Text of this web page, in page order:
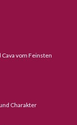
vom Feinsten
Charakter